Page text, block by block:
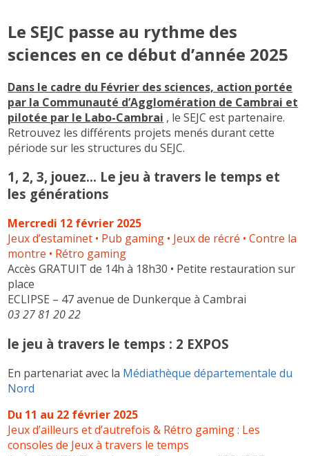
Le SEJC passe au rythme des
sciences en ce début d’année 2025
Dans le cadre du Février des sciences, action portée
par la Communauté d’Agglomération de Cambrai et
pilotée par le Labo-Cambrai , le SEJC est partenaire.
Retrouvez les différents projets menés durant cette
période sur les structures du SEJC.
1, 2, 3, jouez… Le jeu à travers le temps et
les générations
Mercredi 12 février 2025
Jeux d’estaminet • Pub gaming • Jeux de récré • Contre la
montre • Rétro gaming
Accès GRATUIT de 14h à 18h30 • Petite restauration sur
place
ECLIPSE – 47 avenue de Dunkerque à Cambrai
03 27 81 20 22
le jeu à travers le temps : 2 EXPOS
En partenariat avec la Médiathèque départementale du
Nord
Du 11 au 22 février 2025
Jeux d’ailleurs et d’autrefois & Rétro gaming : Les
consoles de Jeux à travers le temps